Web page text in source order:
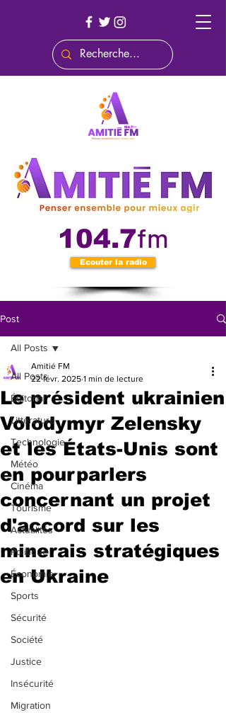
104.7fm
Ecouter la radio
Post
All Posts
Éditorial
Littérature
Technologie
Météo
Cinéma
Tourisme
Actualités
Politique
Économie
Sports
Sécurité
Société
Justice
Insécurité
Migration
All Posts
Le président ukrainien
Volodymyr Zelensky
et les États-Unis sont
en pourparlers
concernant un projet
d'accord sur les
minerais stratégiques
en Ukraine
Amitié FM
22 févr. 2025 1 min de lecture